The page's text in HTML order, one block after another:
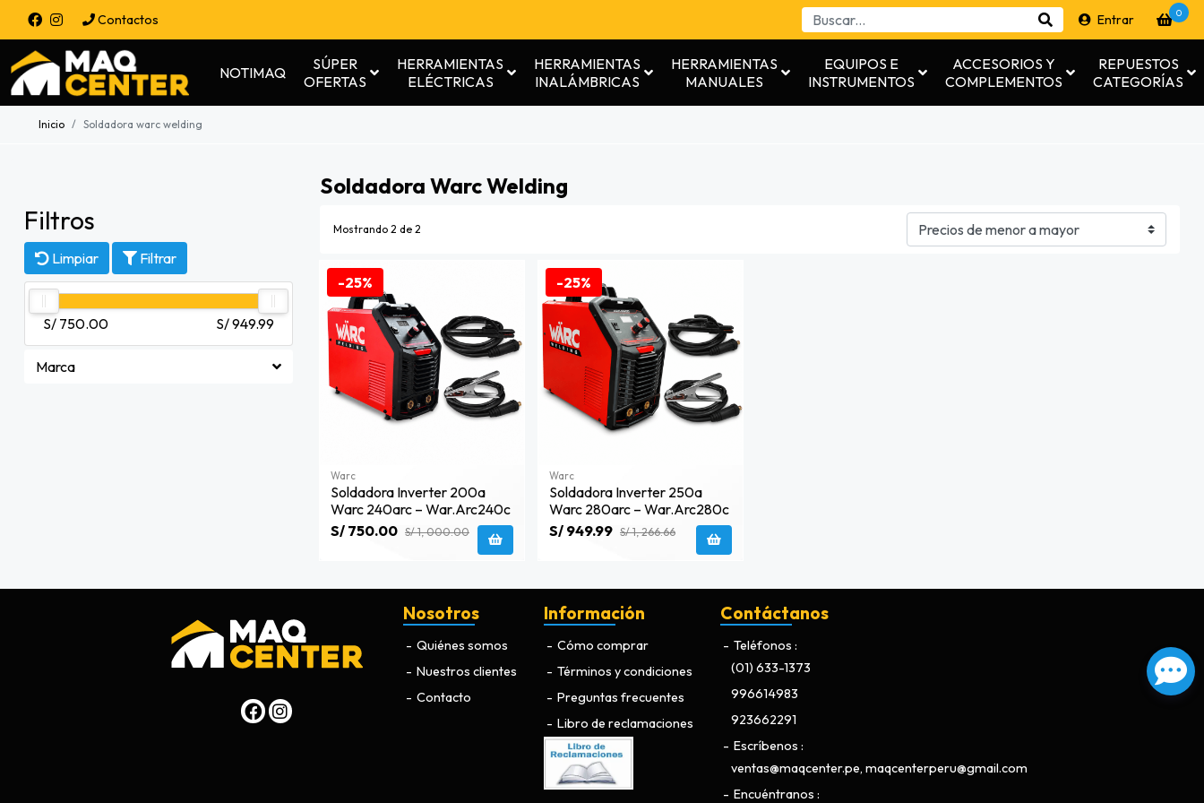
Contactos Entrar 0
NOTIMAQ
SÚPER
OFERTAS
HERRAMIENTAS
ELÉCTRICAS
HERRAMIENTAS
INALÁMBRICAS
HERRAMIENTAS
MANUALES
EQUIPOS E
INSTRUMENTOS
ACCESORIOS Y
COMPLEMENTOS
REPUESTOS
CATEGORÍAS
Inicio Soldadora warc welding
Soldadora Warc Welding
Filtros
Limpiar Filtrar
S/ 750.00 S/ 949.99
Marca
Mostrando 2 de 2
-25%
Warc
Soldadora Inverter 200a
Warc 240arc – War.arc240c
S/ 750.00 S/ 1, 000.00
-25%
Warc
Soldadora Inverter 250a
Warc 280arc – War.arc280c
S/ 949.99 S/ 1, 266.66
Nosotros
Quiénes somos
Nuestros clientes
Contacto
Información
Cómo comprar
Términos y condiciones
Preguntas frecuentes
Libro de reclamaciones
Contáctanos
Teléfonos
(01) 633-1373
996614983
923662291
Escríbenos
ventas@maqcenter.pe, maqcenterperu@gmail.com
Encuéntranos